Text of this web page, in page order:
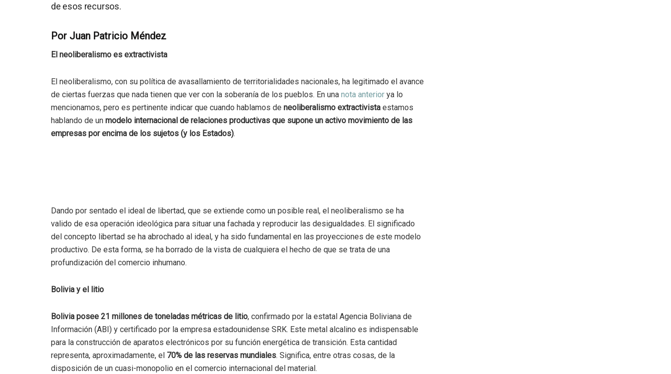
de esos recursos.
Por Juan Patricio Méndez
El neoliberalismo es extractivista
El neoliberalismo, con su política de avasallamiento de territorialidades nacionales, ha legitimado el avance
de ciertas fuerzas que nada tienen que ver con la soberanía de los pueblos. En una nota anterior ya lo
mencionamos, pero es pertinente indicar que cuando hablamos de neoliberalismo extractivista estamos
hablando de un modelo internacional de relaciones productivas que supone un activo movimiento de las
empresas por encima de los sujetos (y los Estados).
Dando por sentado el ideal de libertad, que se extiende como un posible real, el neoliberalismo se ha
valido de esa operación ideológica para situar una fachada y reproducir las desigualdades. El significado
del concepto libertad se ha abrochado al ideal, y ha sido fundamental en las proyecciones de este modelo
productivo. De esta forma, se ha borrado de la vista de cualquiera el hecho de que se trata de una
profundización del comercio inhumano.
Bolivia y el litio
Bolivia posee 21 millones de toneladas métricas de litio, confirmado por la estatal Agencia Boliviana de
Información (ABI) y certificado por la empresa estadounidense SRK. Este metal alcalino es indispensable
para la construcción de aparatos electrónicos por su función energética de transición. Esta cantidad
representa, aproximadamente, el 70% de las reservas mundiales. Significa, entre otras cosas, de la
disposición de un cuasi-monopolio en el comercio internacional del material.